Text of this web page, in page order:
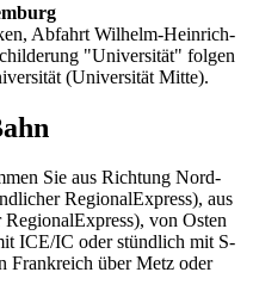
Abfahrt Wilhelm-Heinrich-
"Universität" folgen
(Universität Mitte).
Sie aus Richtung Nord-
RegionalExpress), aus
von Osten
ICE/IC oder stündlich mit S-
Frankreich über Metz oder